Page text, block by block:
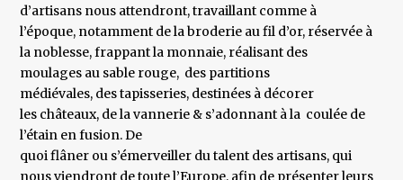
d’artisans nous attendront, travaillant comme à
l’époque, notamment de la broderie au fil d’or, réservée à
la noblesse, frappant la monnaie, réalisant des
moulages au sable rouge, des partitions
médiévales, des tapisseries, destinées à décorer
les châteaux, de la vannerie & s’adonnant à la coulée de
l’étain en fusion. De
quoi flâner ou s’émerveiller du talent des artisans, qui
nous viendront de toute l’Europe, afin de présenter leurs